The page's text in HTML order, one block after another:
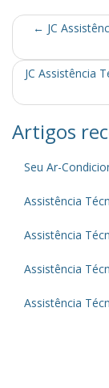
Post
← JC
JC Assistência
Artigos
Seu Ar-
Assistência
Assistência
Assistência
Assistência